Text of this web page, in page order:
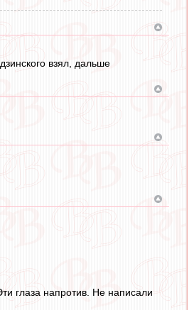
взял, дальше
глаза напротив. Не написали